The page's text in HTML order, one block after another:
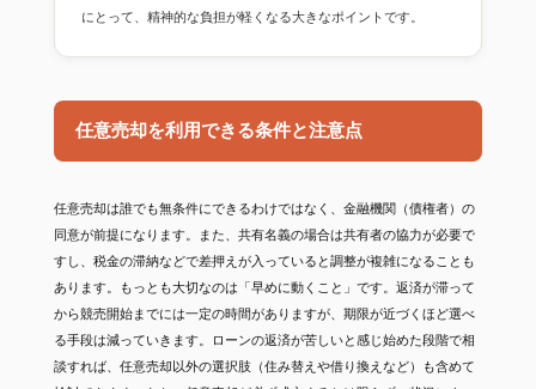
にとって、精神的な負担が軽くなる大きなポイントです。
任意売却を利用できる条件と注意点
任意売却は誰でも無条件にできるわけではなく、金融機関（債権者）の
同意が前提になります。また、共有名義の場合は共有者の協力が必要で
すし、税金の滞納などで差押えが入っていると調整が複雑になることも
あります。もっとも大切なのは「早めに動くこと」です。返済が滞って
から競売開始までには一定の時間がありますが、期限が近づくほど選べ
る手段は減っていきます。ローンの返済が苦しいと感じ始めた段階で相
談すれば、任意売却以外の選択肢（住み替えや借り換えなど）も含めて